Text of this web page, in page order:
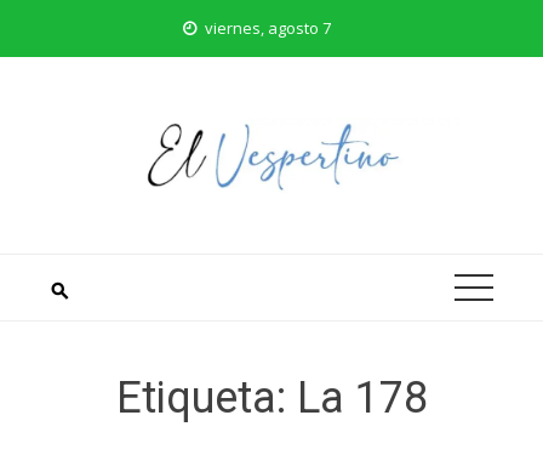
viernes, agosto 7
Etiqueta: La 178